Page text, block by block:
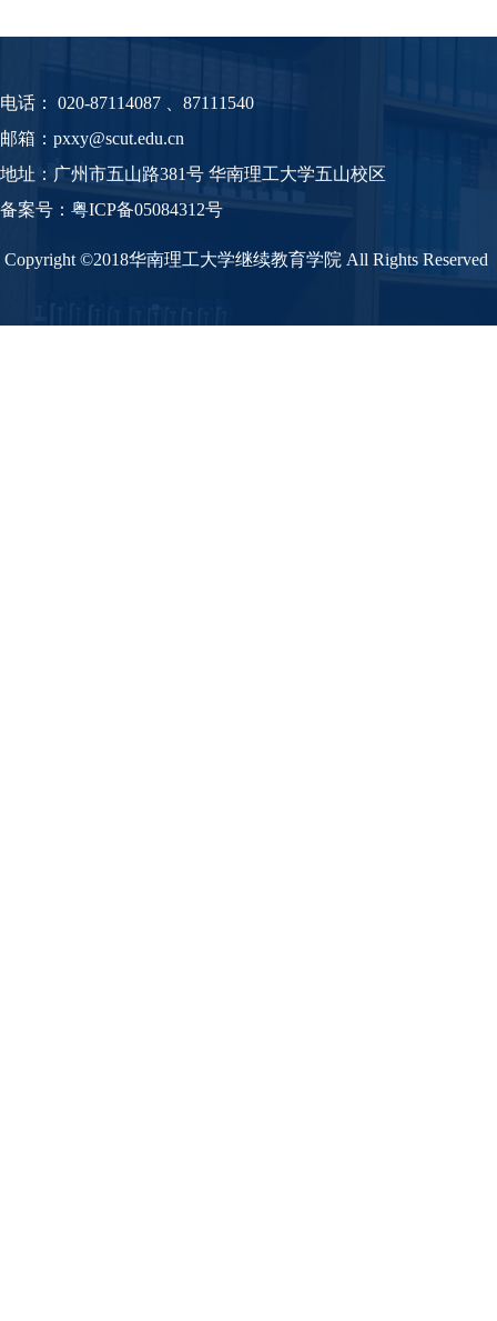
电话： 020-87114087 、87111540
邮箱：pxxy@scut.edu.cn
地址：广州市五山路381号 华南理工大学五山校区
备案号： 粤ICP备05084312号
Copyright ©2018华南理工大学继续教育学院 All Rights Reserved